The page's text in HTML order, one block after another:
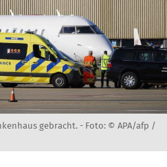
gebracht. - Foto: © APA/afp /